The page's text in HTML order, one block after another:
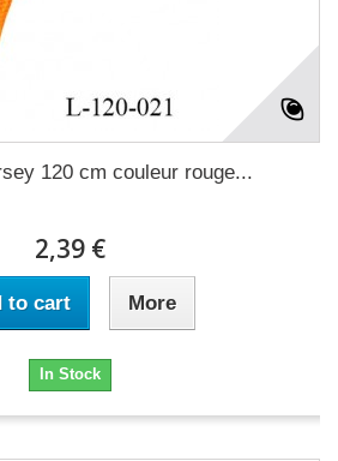
120 cm couleur rouge...
2,39 €
to cart More
In Stock